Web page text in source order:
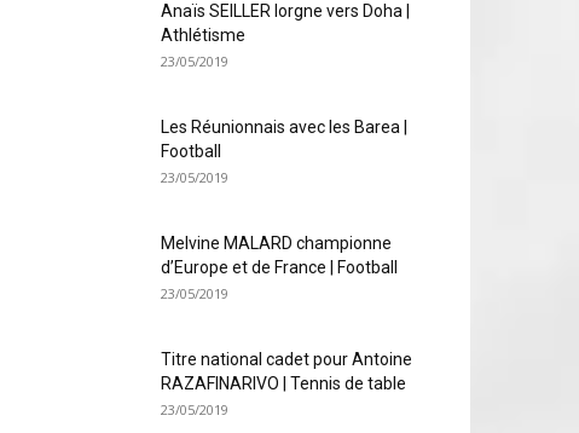
Anaïs SEILLER lorgne vers Doha |
Athlétisme
23/05/2019
Les Réunionnais avec les Barea |
Football
23/05/2019
Melvine MALARD championne
d’Europe et de France | Football
23/05/2019
Titre national cadet pour Antoine
RAZAFINARIVO | Tennis de table
23/05/2019